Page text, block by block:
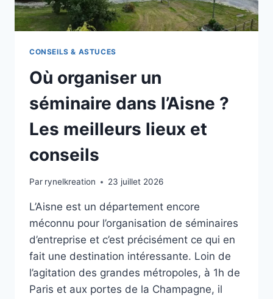
CONSEILS & ASTUCES
Où organiser un
séminaire dans l’Aisne ?
Les meilleurs lieux et
conseils
Par rynelkreation 23 juillet 2026
L’Aisne est un département encore
méconnu pour l’organisation de séminaires
d’entreprise et c’est précisément ce qui en
fait une destination intéressante. Loin de
l’agitation des grandes métropoles, à 1h de
Paris et aux portes de la Champagne, il